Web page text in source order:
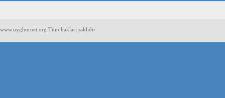
www.uyghurnet.org Tüm hakları saklıdır